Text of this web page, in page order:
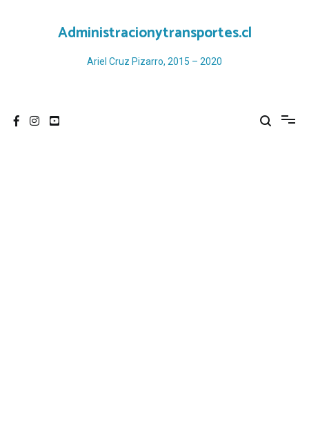
Administracionytransportes.cl
Ariel Cruz Pizarro, 2015 – 2020